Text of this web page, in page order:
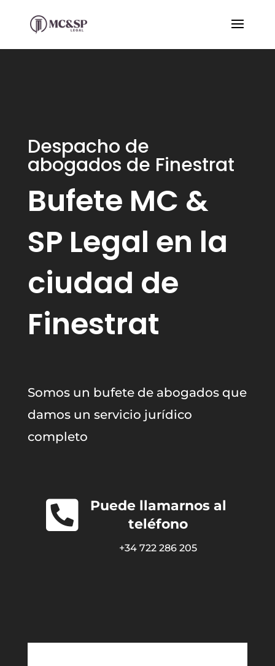
Despacho de
abogados de Finestrat
Bufete MC &
SP Legal en la
ciudad de
Finestrat
Somos un bufete de abogados que
damos un servicio jurídico
completo

Puede llamarnos al
teléfono
+34 722 286 205